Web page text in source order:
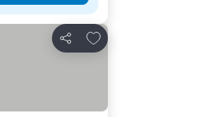
Compartir
Añadir a favoritos